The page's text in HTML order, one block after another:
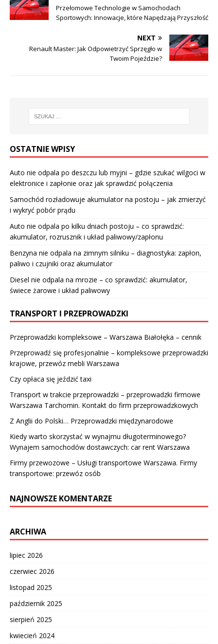
Przełomowe Technologie w Samochodach
Sportowych: Innowacje, które Napędzają Przyszłość
NEXT
Renault Master: Jak Odpowietrzyć Sprzęgło w
Twoim Pojeździe?
OSTATNIE WPISY
Auto nie odpala po deszczu lub myjni – gdzie szukać wilgoci w
elektronice i zapłonie oraz jak sprawdzić połączenia
Samochód rozładowuje akumulator na postoju – jak zmierzyć
i wykryć pobór prądu
Auto nie odpala po kilku dniach postoju – co sprawdzić:
akumulator, rozrusznik i układ paliwowy/zapłonu
Benzyna nie odpala na zimnym silniku – diagnostyka: zapłon,
paliwo i czujniki oraz akumulator
Diesel nie odpala na mrozie – co sprawdzić: akumulator,
świece żarowe i układ paliwowy
TRANSPORT I PRZEPROWADZKI
Przeprowadzki kompleksowe – Warszawa Białołęka – cennik
Przeprowadź się profesjonalnie – kompleksowe przeprowadzki
krajowe, przewóz mebli Warszawa
Czy opłaca się jeździć taxi
Transport w trakcie przeprowadzki – przeprowadzki firmowe
Warszawa Tarchomin. Kontakt do firm przeprowadzkowych
Z Anglii do Polski… Przeprowadzki międzynarodowe
Kiedy warto skorzystać w wynajmu długoterminowego?
Wynajem samochodów dostawczych: car rent Warszawa
Firmy przewozowe – Usługi transportowe Warszawa. Firmy
transportowe: przewóz osób
NAJNOWSZE KOMENTARZE
ARCHIWA
lipiec 2026
czerwiec 2026
listopad 2025
październik 2025
sierpień 2025
kwiecień 2024